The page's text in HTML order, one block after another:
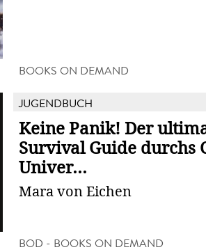
BOOKS ON DEMAND
JUGENDBUCH
Keine Panik! Der
Survival Guide durchs
Univer...
Mara von Eichen
BOD - BOOKS ON DEMAND